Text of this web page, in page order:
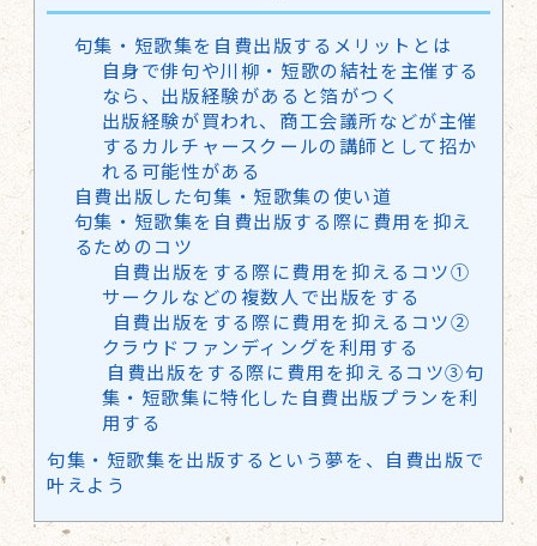
句集・短歌集を自費出版するメリットとは
自身で俳句や川柳・短歌の結社を主催する
なら、出版経験があると箔がつく
出版経験が買われ、商工会議所などが主催
するカルチャースクールの講師として招か
れる可能性がある
自費出版した句集・短歌集の使い道
句集・短歌集を自費出版する際に費用を抑え
るためのコツ
自費出版をする際に費用を抑えるコツ①
サークルなどの複数人で出版をする
自費出版をする際に費用を抑えるコツ②
クラウドファンディングを利用する
自費出版をする際に費用を抑えるコツ③句
集・短歌集に特化した自費出版プランを利
用する
句集・短歌集を出版するという夢を、自費出版で
叶えよう